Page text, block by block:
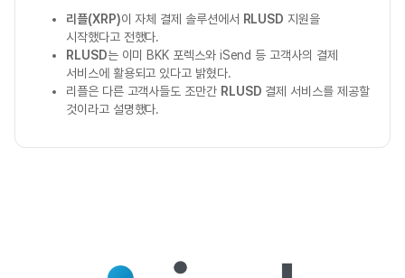
리플(XRP)이 자체 결제 솔루션에서 RLUSD 지원을
시작했다고 전했다.
RLUSD는 이미 BKK 포렉스와 iSend 등 고객사의 결제
서비스에 활용되고 있다고 밝혔다.
리플은 다른 고객사들도 조만간 RLUSD 결제 서비스를 제공할
것이라고 설명했다.